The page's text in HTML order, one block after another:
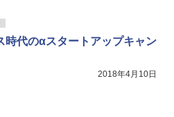
時代のαスタートアップキャン
2018年4月10日